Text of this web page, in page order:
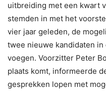
uitbreiding met een kwart
stemden in met het
vier jaar geleden, de
twee nieuwe kandidaten in
voegen. Voorzitter Peter
plaats komt, informeerde
gesprekken lopen met